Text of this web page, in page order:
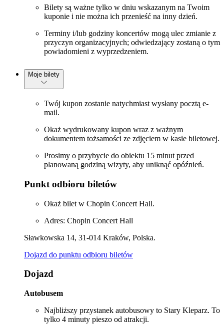
Bilety są ważne tylko w dniu wskazanym na Twoim
kuponie i nie można ich przenieść na inny dzień.
Terminy i/lub godziny koncertów mogą ulec zmianie z
przyczyn organizacyjnych; odwiedzający zostaną o tym
powiadomieni z wyprzedzeniem.
Moje bilety
Twój kupon zostanie natychmiast wysłany pocztą e-
mail.
Okaż wydrukowany kupon wraz z ważnym
dokumentem tożsamości ze zdjęciem w kasie biletowej.
Prosimy o przybycie do obiektu 15 minut przed
planowaną godziną wizyty, aby uniknąć opóźnień.
Punkt odbioru biletów
Okaż bilet w Chopin Concert Hall.
Adres: Chopin Concert Hall
Sławkowska 14, 31-014 Kraków, Polska.
Dojazd do punktu odbioru biletów
Dojazd
Autobusem
Najbliższy przystanek autobusowy to Stary Kleparz. To
tylko 4 minuty pieszo od atrakcji.